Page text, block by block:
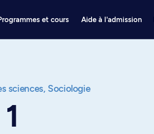
et cours Aide à l'admission
sciences, Sociologie